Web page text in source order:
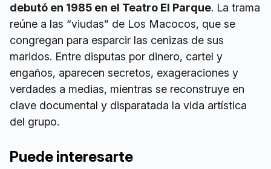
debutó en 1985 en el Teatro El Parque. La trama
reúne a las “viudas” de Los Macocos, que se
congregan para esparcir las cenizas de sus
maridos. Entre disputas por dinero, cartel y
engaños, aparecen secretos, exageraciones y
verdades a medias, mientras se reconstruye en
clave documental y disparatada la vida artística
del grupo.
Puede interesarte